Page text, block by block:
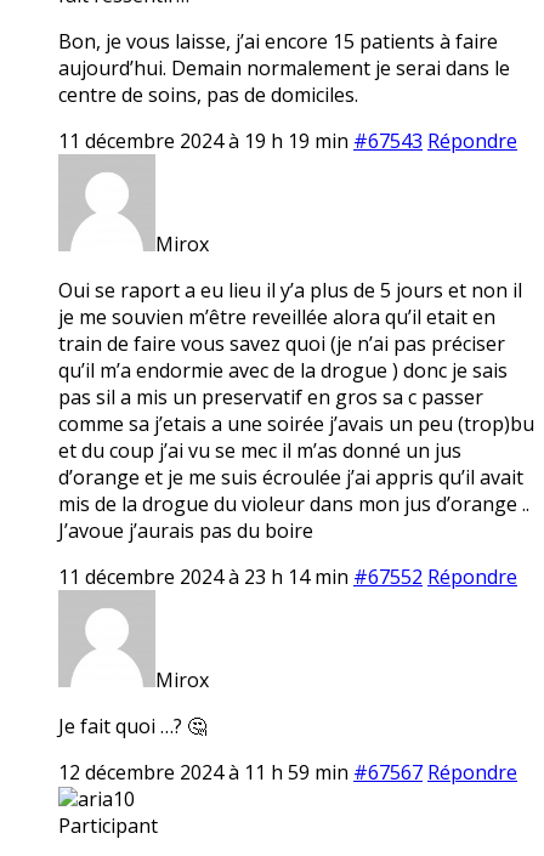
Bon, je vous laisse, j’ai encore 15 patients à faire
aujourd’hui. Demain normalement je serai dans le
centre de soins, pas de domiciles.
11 décembre 2024 à 19 h 19 min #67543 Répondre
Mirox
Oui se raport a eu lieu il y’a plus de 5 jours et non il
je me souvien m’être reveillée alora qu’il etait en
train de faire vous savez quoi (je n’ai pas préciser
qu’il m’a endormie avec de la drogue ) donc je sais
pas sil a mis un preservatif en gros sa c passer
comme sa j’etais a une soirée j’avais un peu (trop)bu
et du coup j’ai vu se mec il m’as donné un jus
d’orange et je me suis écroulée j’ai appris qu’il avait
mis de la drogue du violeur dans mon jus d’orange ..
J’avoue j’aurais pas du boire
11 décembre 2024 à 23 h 14 min #67552 Répondre
Mirox
Je fait quoi …? 🤔
12 décembre 2024 à 11 h 59 min #67567 Répondre
aria10
Participant